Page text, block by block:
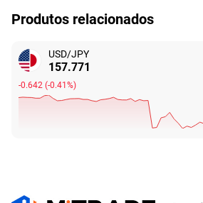
Produtos relacionados
USD/JPY
157.771
-0.642(-0.41%)